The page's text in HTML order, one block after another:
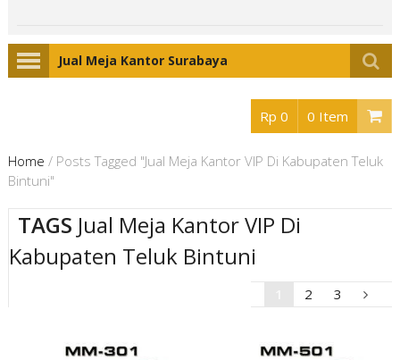
Jual Meja Kantor Surabaya
Rp 0 0 Item
Home / Posts Tagged "Jual Meja Kantor VIP Di Kabupaten Teluk
Bintuni"
TAGS Jual Meja Kantor VIP Di
Kabupaten Teluk Bintuni
2 3